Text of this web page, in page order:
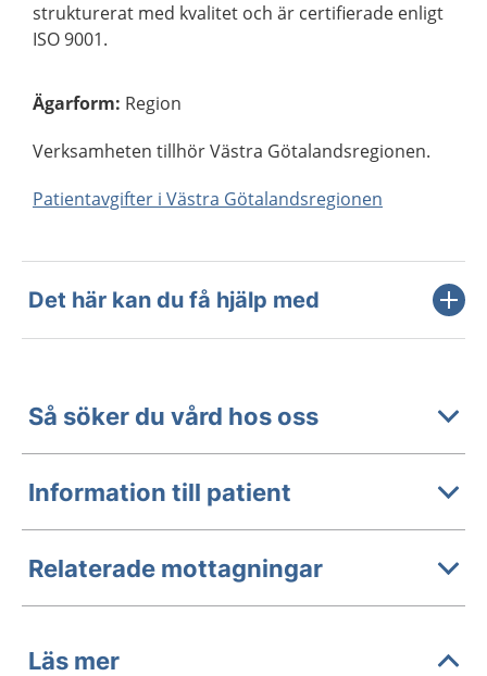
strukturerat med kvalitet och är certifierade enligt
ISO 9001.
Ägarform: Region
Verksamheten tillhör Västra Götalandsregionen.
Patientavgifter i Västra Götalandsregionen
Det här kan du få hjälp med
Så söker du vård hos oss
Information till patient
Relaterade mottagningar
Läs mer